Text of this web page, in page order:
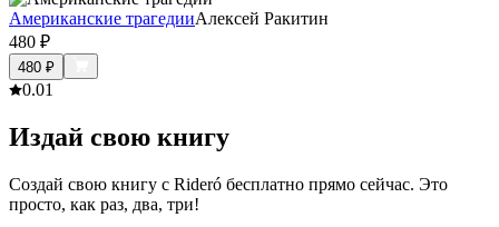
Американские трагедииАлексей Ракитин
480 ₽
480 ₽
0.01
Издай свою книгу
Создай свою книгу с Rideró бесплатно прямо сейчас. Это
просто, как раз, два, три!